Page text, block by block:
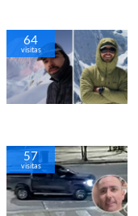
64
visitas
57
visitas